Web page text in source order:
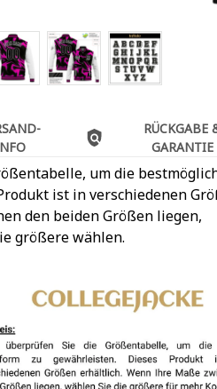
RÜCKGABE
GARANTIE
um die
ist in verschiedenen
den beiden Größen liegen,
größere wählen.